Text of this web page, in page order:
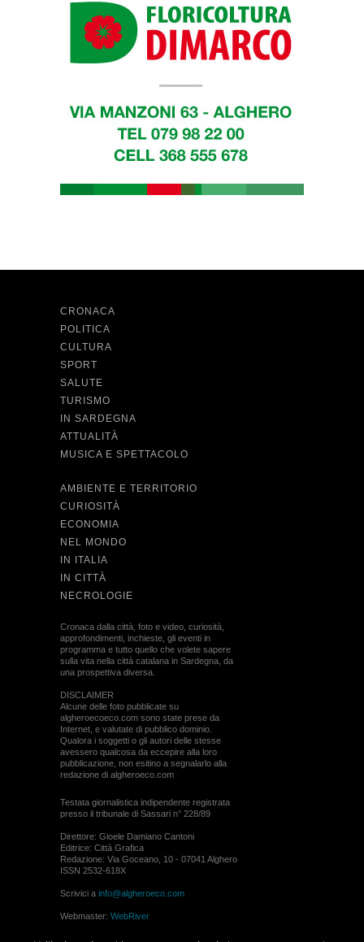
CRONACA
POLITICA
CULTURA
SPORT
SALUTE
TURISMO
IN SARDEGNA
ATTUALITÀ
MUSICA E SPETTACOLO
AMBIENTE E TERRITORIO
CURIOSITÀ
ECONOMIA
NEL MONDO
IN ITALIA
IN CITTÀ
NECROLOGIE
Cronaca dalla città, foto e video, curiosità,
approfondimenti, inchieste, gli eventi in
programma e tutto quello che volete sapere
sulla vita nella città catalana in Sardegna, da
una prospettiva diversa.
DISCLAIMER
Alcune delle foto pubblicate su
algheroecoeco.com sono state prese da
Internet, e valutate di pubblico dominio.
Qualora i soggetti o gli autori delle stesse
avessero qualcosa da eccepire alla loro
pubblicazione, non esitino a segnalarlo alla
redazione di algheroeco.com
Testata giornalistica indipendente registrata
presso il tribunale di Sassari n° 228/89
Direttore: Gioele Damiano Cantoni
Editrice: Città Grafica
Redazione: Via Goceano, 10 - 07041 Alghero
ISSN 2532-618X
Scrivici a info@algheroeco.com
Webmaster: WebRiver